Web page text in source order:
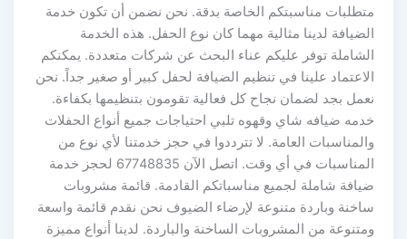
متطلبات مناسبتكم الخاصة بدقة. نحن نضمن أن تكون خدمة
الضيافة لدينا مثالية مهما كان نوع الحفل. هذه الخدمة
الشاملة توفر عليكم عناء البحث عن شركات متعددة. يمكنكم
الاعتماد علينا في تنظيم الضيافة لحفل كبير أو صغير جداً. نحن
نعمل بجد لضمان نجاح كل فعالية تقومون بتنظيمها بكفاءة.
خدمه ضيافه شاي وقهوه تلبي احتياجات جميع أنواع الحفلات
والمناسبات العامة. لا تترددوا في حجز خدمتنا لأي نوع من
المناسبات في أي وقت. اتصل الآن 67748835 لحجز خدمة
ضيافة شاملة لجميع مناسباتكم القادمة. قائمة مشروبات
ساخنة وباردة متنوعة لإرضاء الضيوف نحن نقدم قائمة واسعة
ومتنوعة من المشروبات الساخنة والباردة. لدينا أنواع مميزة